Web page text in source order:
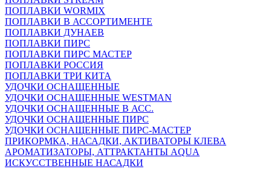
ПОПЛАВКИ WORMIX
ПОПЛАВКИ В АССОРТИМЕНТЕ
ПОПЛАВКИ ДУНАЕВ
ПОПЛАВКИ ПИРС
ПОПЛАВКИ ПИРС МАСТЕР
ПОПЛАВКИ РОССИЯ
ПОПЛАВКИ ТРИ КИТА
УДОЧКИ ОСНАЩЕННЫЕ
УДОЧКИ ОСНАЩЕННЫЕ WESTMAN
УДОЧКИ ОСНАЩЕННЫЕ В АСС.
УДОЧКИ ОСНАЩЕННЫЕ ПИРС
УДОЧКИ ОСНАЩЕННЫЕ ПИРС-МАСТЕР
ПРИКОРМКА, НАСАДКИ, АКТИВАТОРЫ КЛЕВА
АРОМАТИЗАТОРЫ, АТТРАКТАНТЫ AQUA
ИСКУССТВЕННЫЕ НАСАДКИ